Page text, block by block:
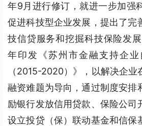
年9月进行修订，就进一步加强
促进科技型企业发展，提出了完
技信贷服务和挖掘科技保险发
年印发《苏州市金融支持企业
（2015-2020）》，以解决企业
融资难题为导向，通过制度安排
励银行发放信用贷款、保险公司
设立投贷（保）联动基金和信保